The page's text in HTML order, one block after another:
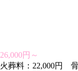
26,000円～
火葬料：22,000円